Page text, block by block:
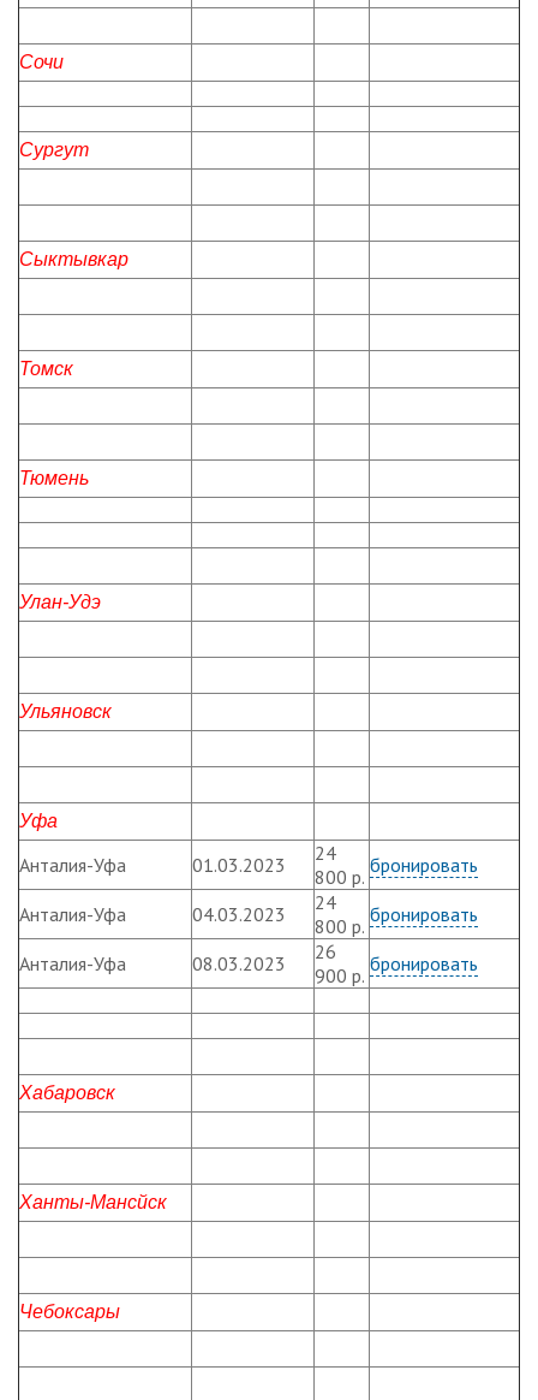
Сочи
Сургут
Сыктывкар
Томск
Тюмень
Улан-Удэ
Ульяновск
Уфа
Анталия-Уфа 01.03.2023
24
800 р. бронировать
Анталия-Уфа 04.03.2023
24
800 р. бронировать
Анталия-Уфа 08.03.2023
26
900 р. бронировать
Хабаровск
Ханты-Мансйск
Чебоксары